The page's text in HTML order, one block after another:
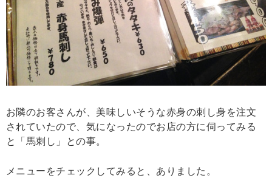
お隣のお客さんが、美味しいそうな赤身の刺し身を注文
されていたので、気になったのでお店の方に伺ってみる
と「馬刺し」との事。
メニューをチェックしてみると、ありました。